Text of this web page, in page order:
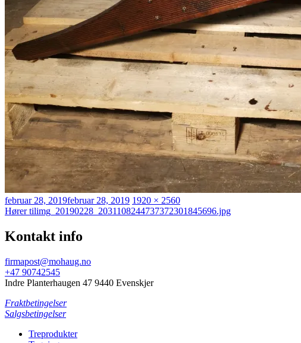
Publisert
februar 28, 2019februar 28, 2019 Full
størrelse
1920 × 2560
Innleggsnavigasjon
Hører tilimg_20190228_2031108244737372301845696.jpg
Kontakt info
firmapost@mohaug.no
+47 90742545
Indre Planterhaugen 47 9440 Evenskjer
Fraktbetingelser
Salgsbetingelser
Treprodukter